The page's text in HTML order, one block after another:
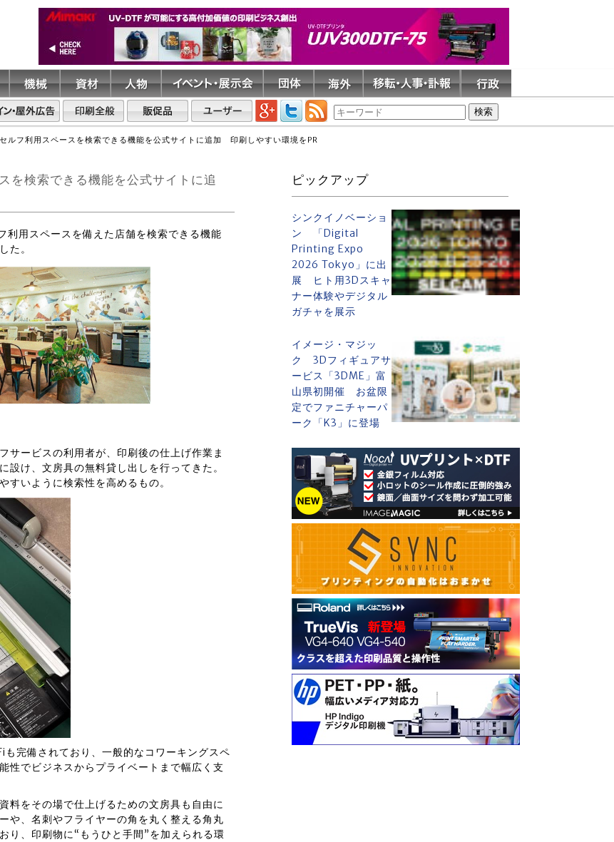
ルフ利用スペースを検索できる機能を公式サイトに追加 印刷しやすい環境をPR
検索できる機能を公式サイトに追
利用スペースを備えた店舗を検索できる機能
た。
サービスの利用者が、印刷後の仕上げ作業ま
け、文房具の無料貸し出しを行ってきた。
すいように検索性を高めるもの。
完備されており、一般的なコワーキングスペ
性でビジネスからプライベートまで幅広く支
料をその場で仕上げるための文房具も自由に
や、名刺やフライヤーの角を丸く整える角丸
り、印刷物に“もうひと手間”を加えられる環
ピックアップ
シンクイノベーショ
ン 「Digital
Printing Expo
2026 Tokyo」に出
展 ヒト用3Dスキャ
ナー体験やデジタル
ガチャを展示
イメージ・マジッ
ク 3Dフィギュアサ
ービス「3DME」富
山県初開催 お盆限
定でファニチャーパ
ーク「K3」に登場